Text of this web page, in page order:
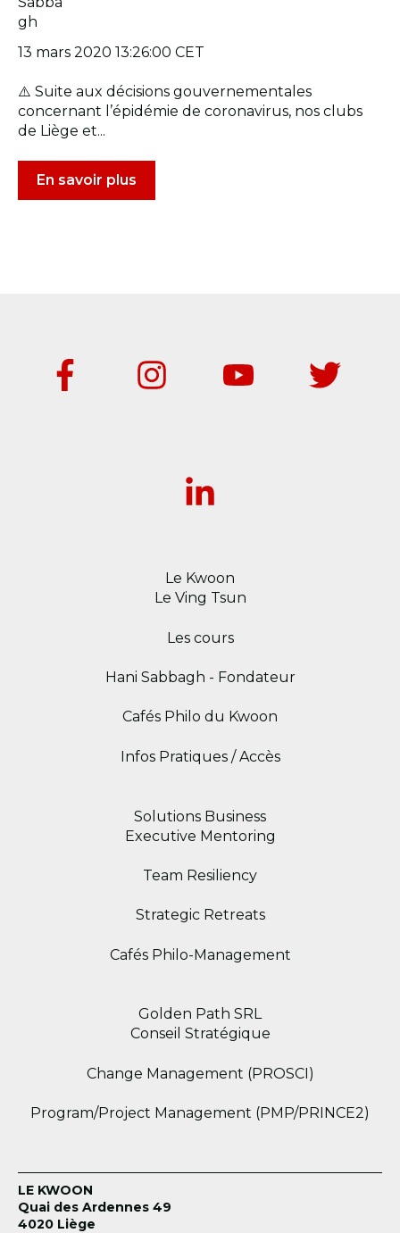
13 mars 2020 13:26:00 CET
⚠️ Suite aux décisions gouvernementales
concernant l’épidémie de coronavirus, nos clubs
de Liège et...
En savoir plus
Le Kwoon
Le Ving Tsun
Les cours
Hani Sabbagh - Fondateur
Cafés Philo du Kwoon
Infos Pratiques / Accès
Solutions Business
Executive Mentoring
Team Resiliency
Strategic Retreats
Cafés Philo-Management
Golden Path SRL
Conseil Stratégique
Change Management (PROSCI)
Program/Project Management (PMP/PRINCE2)
LE KWOON
Quai des Ardennes 49
4020 Liège